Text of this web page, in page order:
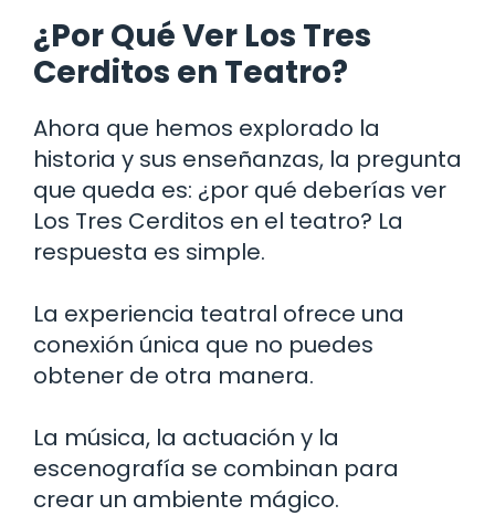
¿Por Qué Ver Los Tres
Cerditos en Teatro?
Ahora que hemos explorado la
historia y sus enseñanzas, la pregunta
que queda es: ¿por qué deberías ver
Los Tres Cerditos en el teatro? La
respuesta es simple.
La experiencia teatral ofrece una
conexión única que no puedes
obtener de otra manera.
La música, la actuación y la
escenografía se combinan para
crear un ambiente mágico.